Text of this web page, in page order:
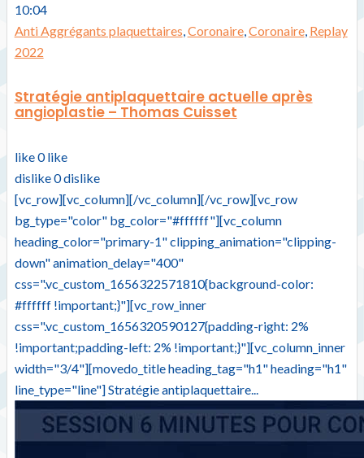
10:04
Anti Aggrégants plaquettaires,Coronaire,Coronaire, Replay
2022
Stratégie antiplaquettaire actuelle après
angioplastie – Thomas Cuisset
like0 like
dislike0dislike
[vc_row][vc_column][/vc_column][/vc_row][vc_row
bg_type="color" bg_color="#ffffff"][vc_column
heading_color="primary-1" clipping_animation="clipping-
down" animation_delay="400"
css=".vc_custom_1656322571810{background-color:
#ffffff !important;}"][vc_row_inner
css=".vc_custom_1656320590127{padding-right: 2%
!important;padding-left: 2% !important;}"][vc_column_inner
width="3/4"][movedo_title heading_tag="h1" heading="h1"
line_type="line"] Stratégie antiplaquettaire...